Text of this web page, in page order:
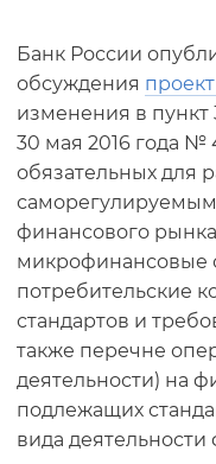
Банк России
обсуждения
изменения в пункт
30 мая 2016 года №
обязательных для
финансового
микрофинансовые
потребительские
стандартов и
также перечне
деятельности) на
подлежащих
вида